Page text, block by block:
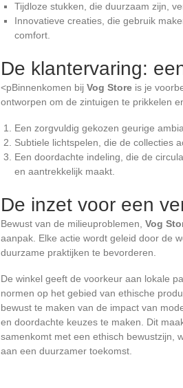
Tijdloze stukken, die duurzaam zijn,
Innovatieve creaties, die gebruik
comfort.
De klantervaring:
<pBinnenkomen bij Vog Store is je
ontworpen om de zintuigen te prikkelen
Een zorgvuldig gekozen geurige
Subtiele lichtspelen, die de collecties
Een doordachte indeling, die de
en aantrekkelijk maakt.
De inzet voor een
Bewust van de milieuproblemen, Vog
aanpak. Elke actie wordt geleid door de
duurzame praktijken te bevorderen.
De winkel geeft de voorkeur aan lokale
normen op het gebied van ethische
bewust te maken van de impact van
en doordachte keuzes te maken. Dit
samenkomt met een ethisch bewustzijn,
aan een duurzamer toekomst.